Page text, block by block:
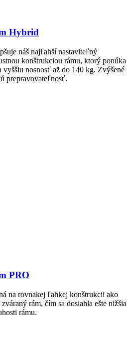
Hybrid
náš najľahší nastaviteľný
konštrukciou rámu, ktorý ponúka
vyššiu nosnosť až do 140 kg. Zvýšené
prepravovateľnosť.
PRO
na rovnakej ľahkej konštrukcii ako
rám, čím sa dosiahla ešte nižšia
rámu.